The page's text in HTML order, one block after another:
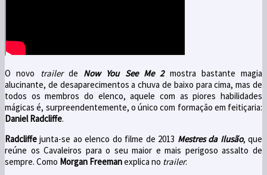
O novo trailerde Now You See Me 2 mostra bastante magia
alucinante, de desaparecimentos a chuva de baixo para cima,mas de
todos os membros do elenco, aquele com as piores habilidades
mágicas é, surpreendentemente, o único com formação em feitiçaria:
Daniel Radcliffe.
Radcliffe junta-se ao elenco do filme de 2013 Mestres da Ilusão, que
reúne os Cavaleiros para o seu maior e mais perigoso assalto de
sempre. Como Morgan Freemanexplica no trailer: